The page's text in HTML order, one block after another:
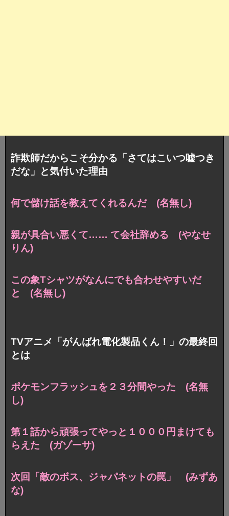
詐欺師だからこそ分かる「さてはこいつ嘘つき
だな」と気付いた理由
何で儲け話を教えてくれるんだ (名無し)
親が具合い悪くて…… て会社辞める (やなせ
りん)
この象Tシャツがなんにでも合わせやすいだ
と (名無し)
TVアニメ「がんばれ電化製品くん！」の最終回
とは
ポケモンフラッシュを２３分間やった (名無
し)
第１話から頑張ってやっと１０００円まけても
らえた (ガゾーサ)
次回「敵のボス、ジャパネットの罠」 (みずあ
な)